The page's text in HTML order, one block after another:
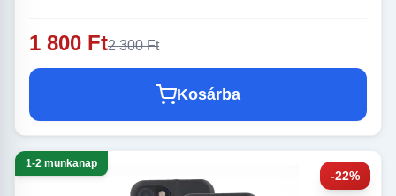
1 800 Ft2 300 Ft
Kosárba
-22%
1-2 munkanap